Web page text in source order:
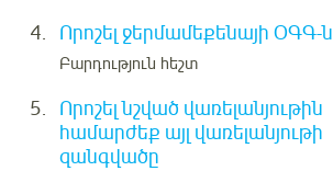
4. Որոշել ջերմամեքենայի ՕԳԳ-ն
Բարդություն հեշտ
5.
Որոշել նշված վառելանյութին
համարժեք այլ վառելանյութի
զանգվածը